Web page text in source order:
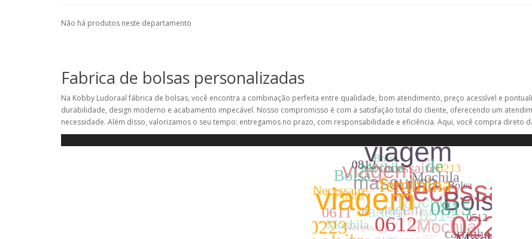
Não há produtos neste departamento
Fabrica de bolsas personalizadas
Na Kobby Ludoraal fábrica de bolsas, você encontra a combinação perfeita entre qualidade, bom atendimento, preço acessível e
durabilidade, design moderno e acabamento impecável. Nosso compromisso é com a satisfação total do cliente, oferecendo um
necessidade. Além disso, valorizamos o seu tempo: entregamos no prazo, com responsabilidade e eficiência. Aqui, você compra direto